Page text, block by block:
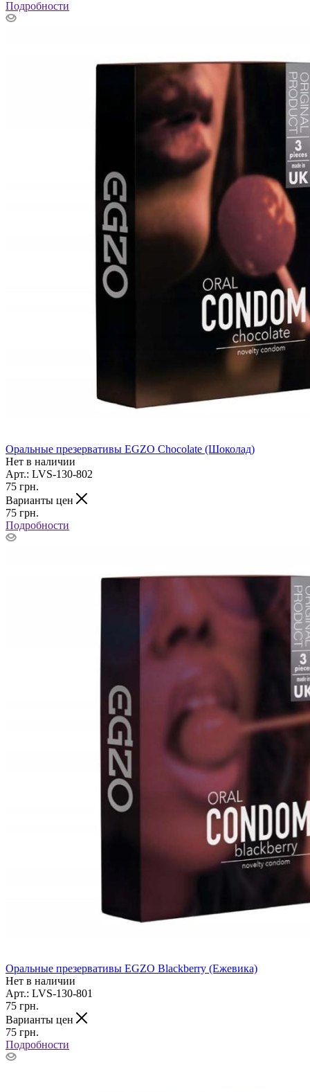
Подробности
Оральные презервативы EGZO Chocolate (Шоколад)
Нет в наличии
Арт.: LVS-130-802
75 грн.
Варианты цен
75 грн.
Подробности
Оральные презервативы EGZO Blackberry (Ежевика)
Нет в наличии
Арт.: LVS-130-801
75 грн.
Варианты цен
75 грн.
Подробности